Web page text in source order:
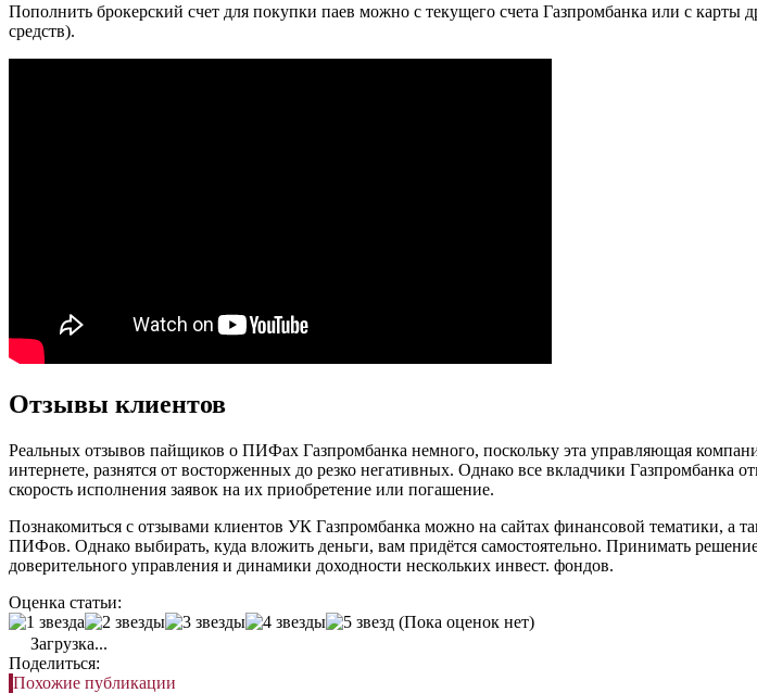
Пополнить брокерский счет для покупки паев можно с текущего счета Газпромбанка или с карты
средств).
Отзывы клиентов
Реальных отзывов пайщиков о ПИФах Газпромбанка немного, поскольку эта управляющая
интернете, разнятся от восторженных до резко негативных. Однако все вкладчики
скорость исполнения заявок на их приобретение или погашение.
Познакомиться с отзывами клиентов УК Газпромбанка можно на сайтах финансовой тематики, а
ПИФов. Однако выбирать, куда вложить деньги, вам придётся самостоятельно. Принимать
доверительного управления и динамики доходности нескольких инвест. фондов.
Оценка статьи:
(Пока оценок нет)
Загрузка...
Поделиться:
Похожие публикации